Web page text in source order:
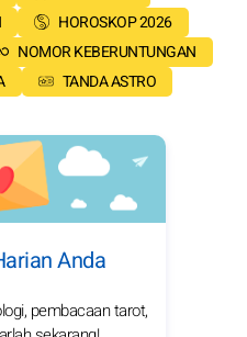
HOROSKOP 2026
NOMOR KEBERUNTUNGAN
TANDA ASTRO
Anda
pembacaan tarot,